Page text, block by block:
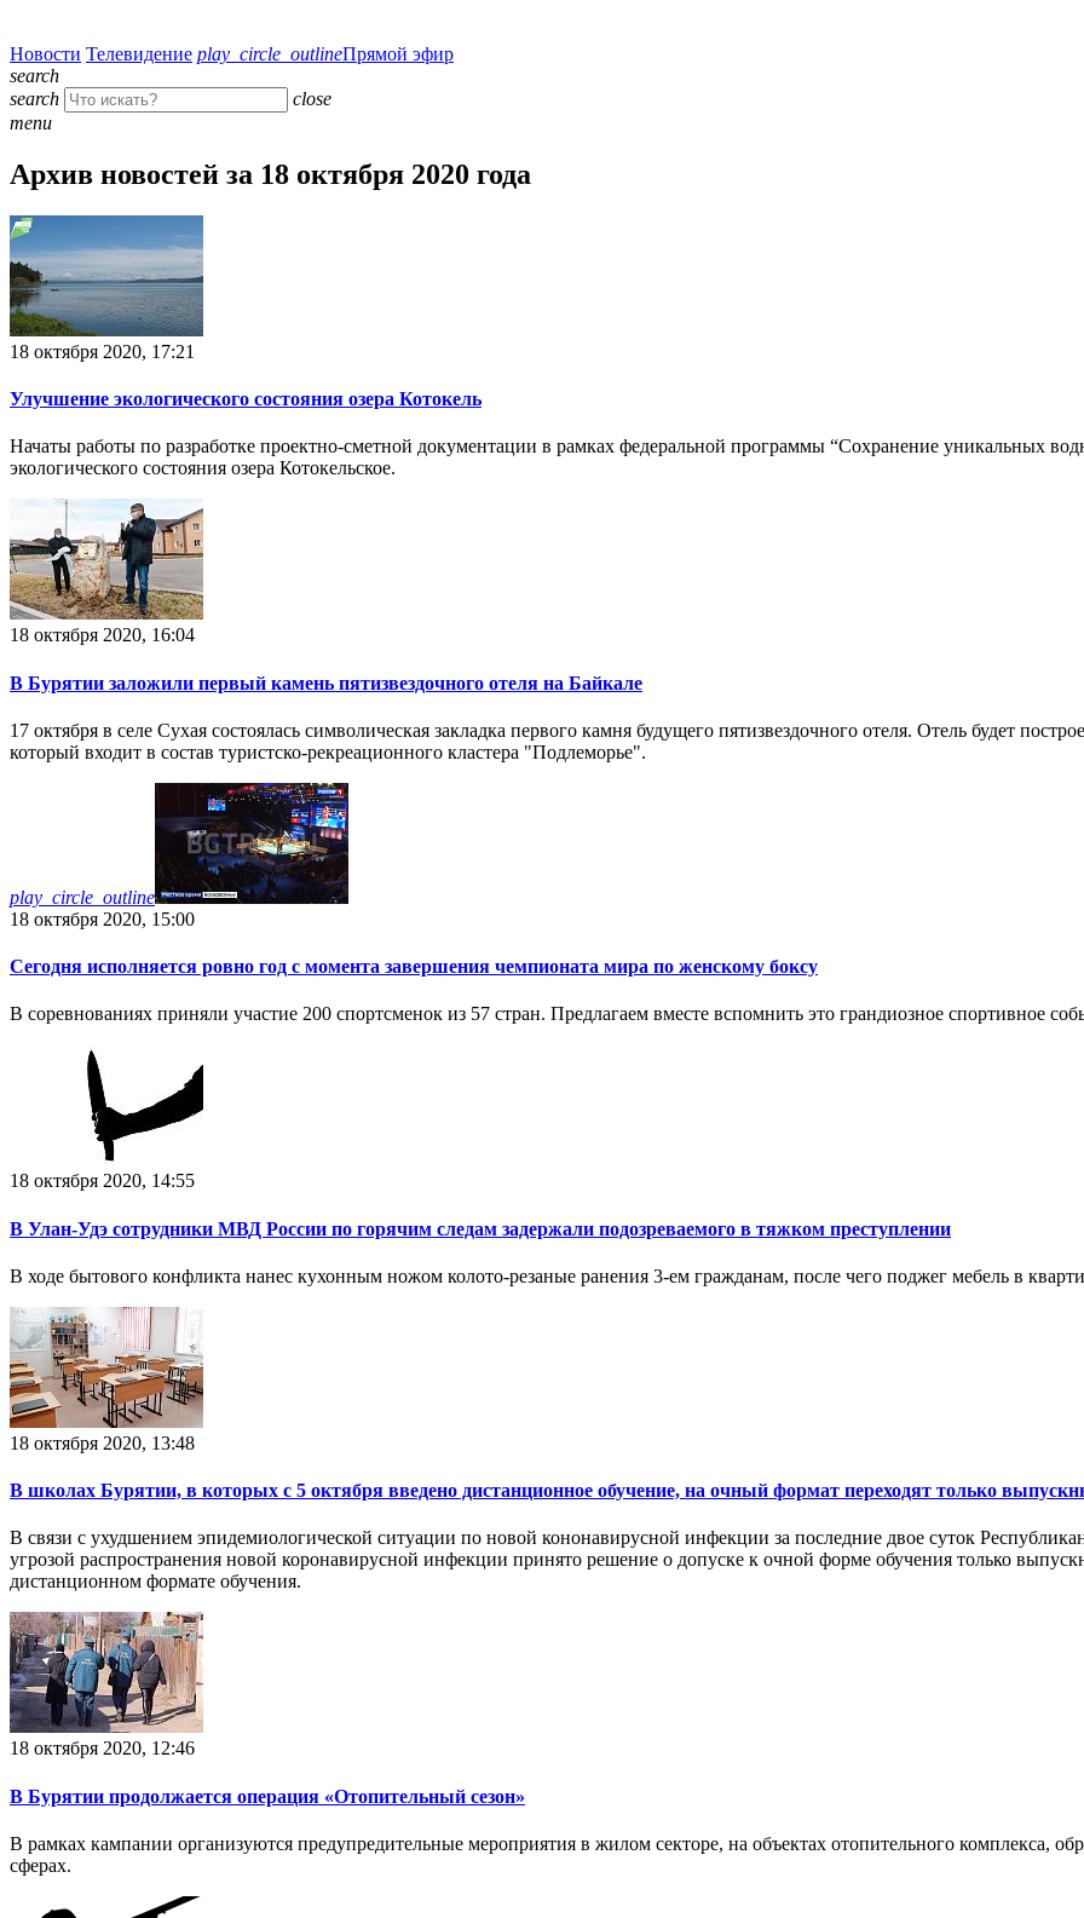
Новости Телевидение play_circle_outlineПрямой эфир
search
search
close
menu
Архив новостей за 18 октября 2020 года
18 октября 2020, 17:21
Улучшение экологического состояния озера Котокель
Начаты работы по разработке проектно-сметной документации в рамках федеральной программы “Сохранение уникальных
экологического состояния озера Котокельское.
18 октября 2020, 16:04
В Бурятии заложили первый камень пятизвездочного отеля на Байкале
17 октября в селе Сухая состоялась символическая закладка первого камня будущего пятизвездочного отеля. Отель будет
который входит в состав туристско-рекреационного кластера "Подлеморье".
play_circle_outline
18 октября 2020, 15:00
Сегодня исполняется ровно год с момента завершения чемпионата мира по женскому боксу
В соревнованиях приняли участие 200 спортсменок из 57 стран. Предлагаем вместе вспомнить это грандиозное спортивное
18 октября 2020, 14:55
В Улан-Удэ сотрудники МВД России по горячим следам задержали подозреваемого в тяжком преступлении
В ходе бытового конфликта нанес кухонным ножом колото-резаные ранения 3-ем гражданам, после чего поджег мебель в
18 октября 2020, 13:48
В школах Бурятии, в которых с 5 октября введено дистанционное обучение, на очный формат переходят только
В связи с ухудшением эпидемиологической ситуации по новой кононавирусной инфекции за последние двое суток
угрозой распространения новой коронавирусной инфекции принято решение о допуске к очной форме обучения только
дистанционном формате обучения.
18 октября 2020, 12:46
В Бурятии продолжается операция «Отопительный сезон»
В рамках кампании организуются предупредительные мероприятия в жилом секторе, на объектах отопительного комплекса,
сферах.